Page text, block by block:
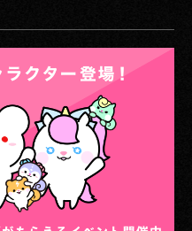
ィア
鑑
ト
ラ
事業